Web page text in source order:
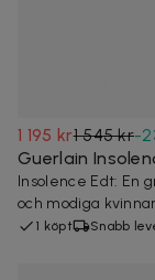
1 195 kr1 545 kr-
Guerlain
Insolence Edt: En
och modiga
1 köpt Snabb